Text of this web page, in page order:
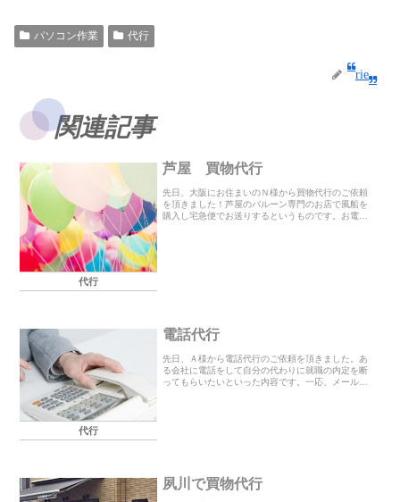
パソコン作業 代行
rie
関連記事
代行
芦屋 買物代行
先日、大阪にお住まいのＮ様から買物代行のご依頼
を頂きました！芦屋のバルーン専門のお店で風船を
購入し宅急便でお送りするというものです。お電話
代行
電話代行
先日、Ａ様から電話代行のご依頼を頂きました。あ
る会社に電話をして自分の代わりに就職の内定を断
ってもらいたいといった内容です。一応、メールで
夙川で買物代行